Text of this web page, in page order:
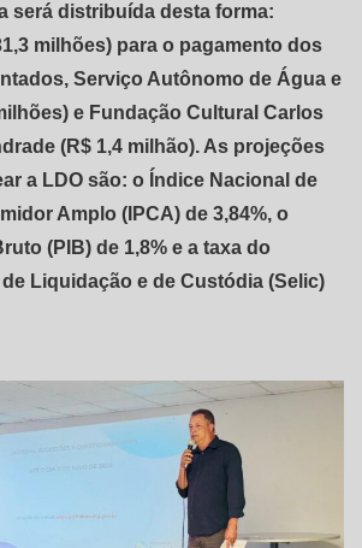
será distribuída desta forma:
milhões) para o pagamento dos
Serviço Autônomo de Água e
e Fundação Cultural Carlos
(R$ 1,4 milhão). As projeções
a LDO são: o Índice Nacional de
Amplo (IPCA) de 3,84%, o
(PIB) de 1,8% e a taxa do
Liquidação e de Custódia (Selic)